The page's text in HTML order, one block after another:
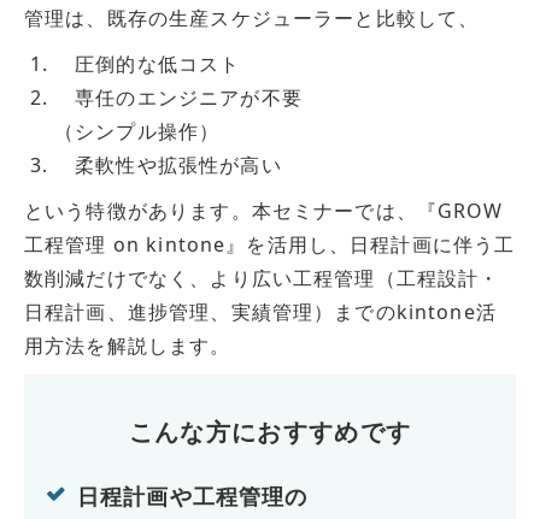
管理は、既存の生産スケジューラーと比較して、
圧倒的な低コスト
専任のエンジニアが不要
（シンプル操作）
柔軟性や拡張性が高い
という特徴があります。本セミナーでは、『GROW
工程管理 on kintone』を活用し、日程計画に伴う工
数削減だけでなく、より広い工程管理（工程設計・
日程計画、進捗管理、実績管理）までのkintone活
用方法を解説します。
こんな方におすすめです
日程計画や工程管理の